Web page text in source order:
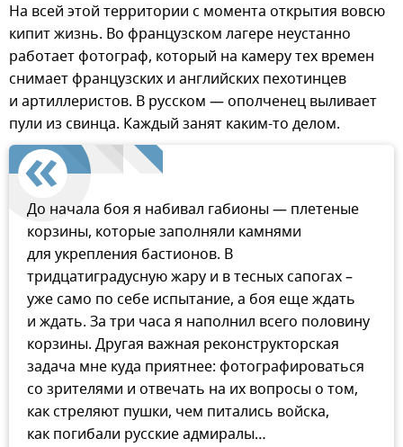
На всей этой территории с момента открытия вовсю
кипит жизнь. Во французском лагере неустанно
работает фотограф, который на камеру тех времен
снимает французских и английских пехотинцев
и артиллеристов. В русском — ополченец выливает
пули из свинца. Каждый занят каким-то делом.
До начала боя я набивал габионы — плетеные
корзины, которые заполняли камнями
для укрепления бастионов. В
тридцатиградусную жару и в тесных сапогах –
уже само по себе испытание, а боя еще ждать
и ждать. За три часа я наполнил всего половину
корзины. Другая важная реконструкторская
задача мне куда приятнее: фотографироваться
со зрителями и отвечать на их вопросы о том,
как стреляют пушки, чем питались войска,
как погибали русские адмиралы…